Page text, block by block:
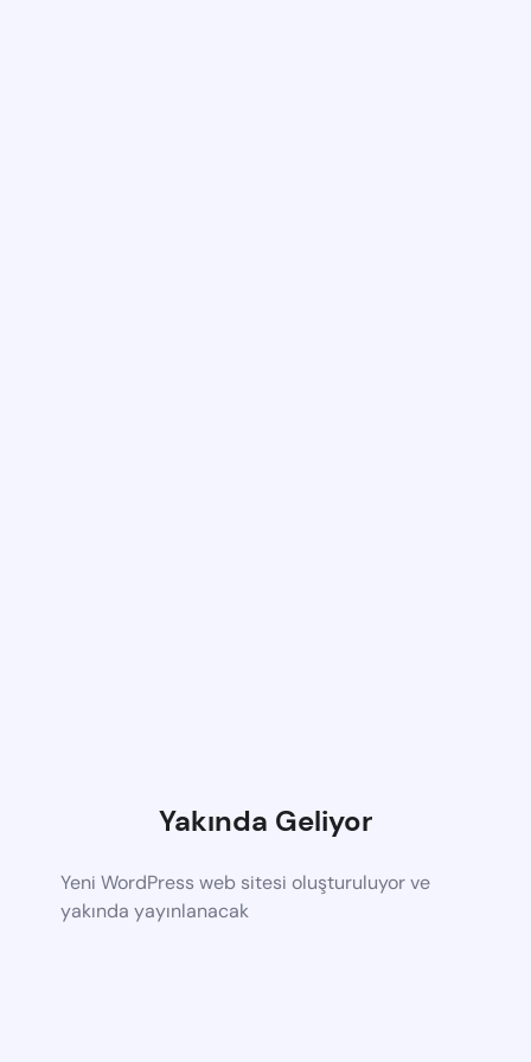
Yakında Geliyor
Yeni WordPress web sitesi oluşturuluyor ve
yakında yayınlanacak